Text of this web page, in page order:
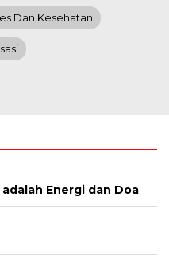
Dan Kesehatan
Energi dan Doa